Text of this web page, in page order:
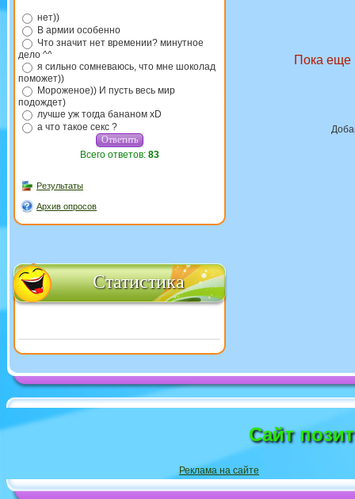
нет))
В армии особенно
Что значит нет времении? минутное
дело ^^
я сильно сомневаюсь, что мне шоколад
поможет))
Мороженое)) И пусть весь мир
подождет)
лучше уж тогда бананом xD
а что такое секс ?
Всего ответов: 83
Результаты
Архив опросов
Статистика
Пока еще
Сайт
Реклама на сайте